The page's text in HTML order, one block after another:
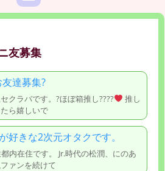
友募集
達募集?
クラバです。?ほぼ箱推し????
推し
ら嬉しいで
好きな2次元オタクです。
内在住です。 Jr.時代の松潤、にのあ
ァンを続けて